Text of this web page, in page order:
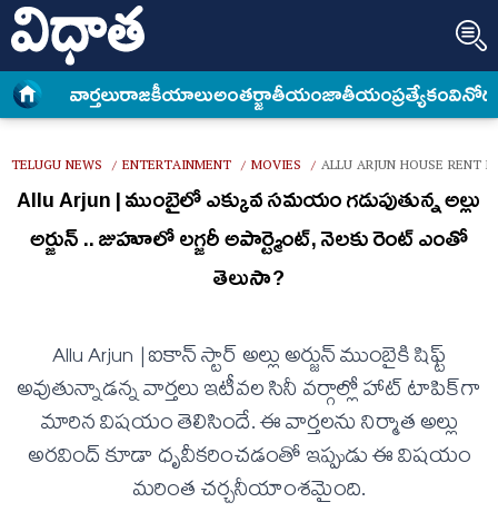
వార్త‌లురాజకీయాలుఅంత‌ర్జాతీయంజాతీయంప్రత్యేకం
TELUGU NEWS / ENTERTAINMENT / MOVIES / ALLU ARJUN HOUSE RENT
Allu Arjun | ముంబైలో ఎక్కువ స‌మ‌యం గ‌డుపుతున్న‌ అల్లు
అర్జున్ .. జుహూలో లగ్జరీ అపార్ట్మెంట్, నెలకు రెంట్ ఎంతో
తెలుసా?
Allu Arjun |ఐకాన్ స్టార్ అల్లు అర్జున్ ముంబైకి షిఫ్ట్
అవుతున్నాడన్న వార్తలు ఇటీవల సినీ వర్గాల్లో హాట్ టాపిక్‌గా
మారిన విషయం తెలిసిందే. ఈ వార్తలను నిర్మాత అల్లు
అరవింద్ కూడా ధృవీకరించడంతో ఇప్పుడు ఈ విషయం
మరింత చర్చనీయాంశమైంది.